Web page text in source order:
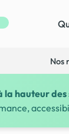
Nos
la hauteur